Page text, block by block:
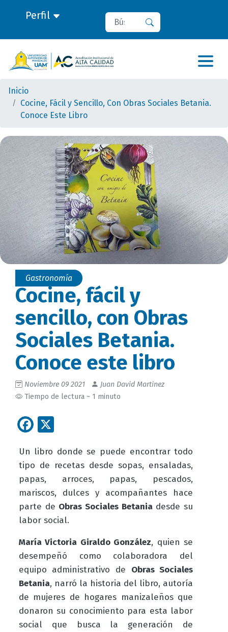
Perfil Buscar
Inicio
Cocine, Fácil y Sencillo, Con Obras Sociales Betania.
Conoce Este Libro
Gastronomía
Cocine, fácil y
sencillo, con Obras
Sociales Betania.
Conoce este libro
Noviembre 09 2021
Juan David Martinez
Tiempo de lectura ~ 1 minuto
Facebook
Un libro donde se puede encontrar todo
tipo de recetas desde sopas, ensaladas,
papas, arroces, papas, pescados,
mariscos, dulces y acompañantes hace
parte de Obras Sociales Betaniadesde su
labor social.
María Victoria Giraldo González, quien se
desempeñó como colaboradora del
equipo administrativo de Obras Sociales
Betania, narró la historia del libro, autoría
de mujeres de hogares manizaleños que
donaron su conocimiento para esta labor
social que busca la generación de